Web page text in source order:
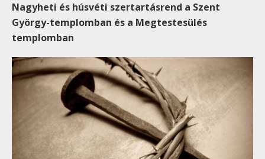
Nagyheti és húsvéti szertartásrend a Szent
György-templomban és a Megtestesülés
templomban